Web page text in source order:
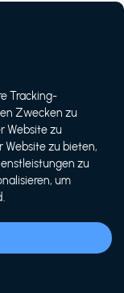
Fahrräder...
Tracking-
Zwecken zu
Website zu
Website zu bieten,
zu
um